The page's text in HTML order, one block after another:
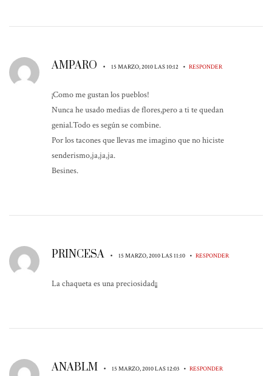
AMPARO • 15 MARZO, 2010 LAS 10:12 • RESPONDER
¡Como me gustan los pueblos!
Nunca he usado medias de flores,pero a ti te quedan
genial.Todo es según se combine.
Por los tacones que llevas me imagino que no hiciste
senderismo,ja,ja,ja.
Besines.
PRINCESA • 15 MARZO, 2010 LAS 11:10 • RESPONDER
La chaqueta es una preciosidad¡¡
ANABLM • 15 MARZO, 2010 LAS 12:03 • RESPONDER